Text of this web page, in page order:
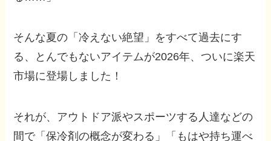
そんな夏の「冷えない絶望」をすべて過去にす
る、とんでもないアイテムが2026年、ついに楽天
市場に登場しました！
それが、アウトドア派やスポーツする人達などの
間で「保冷剤の概念が変わる」「もはや持ち運べ